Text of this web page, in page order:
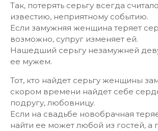
Так, потерять серьгу всегда
известию, неприятному событию.
Если замужняя женщина теряет
возможно, супруг изменяет ей.
Нашедший серьгу незамужней
ее мужем.
Тот, кто найдет серьгу женщины
скором времени найдет себе
подругу, любовницу.
Если на свадьбе новобрачная
найти ее может любой из гостей, а